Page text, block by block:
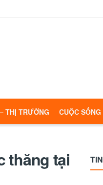
THỊ TRƯỜNG CUỘC SỐNG
thăng tại